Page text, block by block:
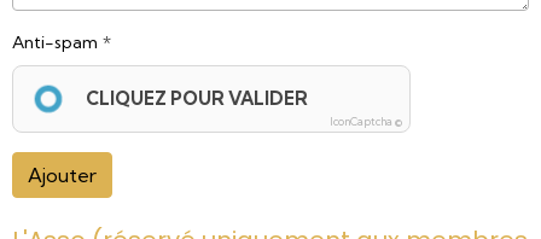
Anti-spam
CLIQUEZ POUR VALIDER
IconCaptcha ©
Ajouter